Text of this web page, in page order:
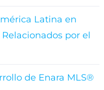
Latina en
por el
de Enara MLS®